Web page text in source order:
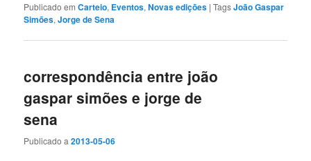
Publicado em Carteio, Eventos,Novas edições |TagsJoão Gaspar
Simões,Jorge de Sena
correspondência entre joão
gaspar simões e jorge de
sena
Publicado a2013-05-06